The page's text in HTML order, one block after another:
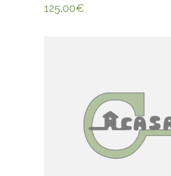
125,00€
ADICIONAR 🛒